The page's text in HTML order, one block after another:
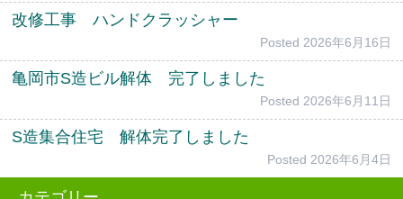
改修工事 ハンドクラッシャー
Posted 2026年6月16日
亀岡市S造ビル解体 完了しました
Posted 2026年6月11日
S造集合住宅 解体完了しました
Posted 2026年6月4日